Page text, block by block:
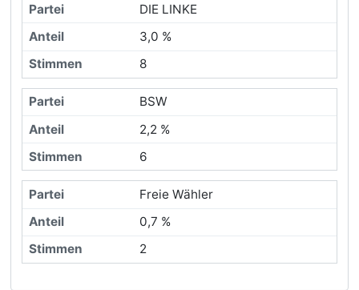
DIE LINKE
3,0 %
8
BSW
2,2 %
6
Freie Wähler
0,7 %
2